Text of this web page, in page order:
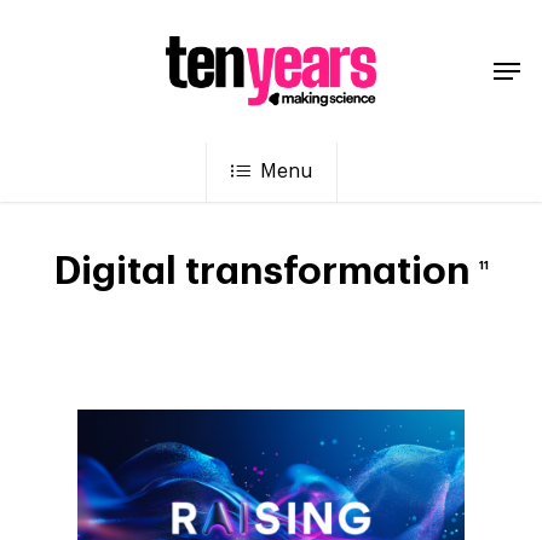
Menu
Digital transformation 11